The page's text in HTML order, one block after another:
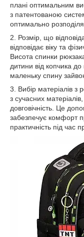
плані оптимальним
з патентованою
оптимально
2. Розмір, що
відповідає віку та
Висота спинки
дитини від копчика
маленьку спину
3. Вибір матеріалів з
з сучасних
довговічність. Це
забезпечує комфорт
практичність під час